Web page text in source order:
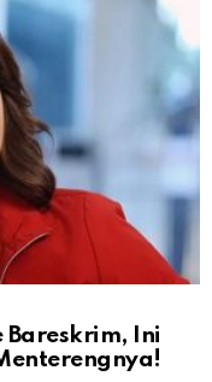
Ini